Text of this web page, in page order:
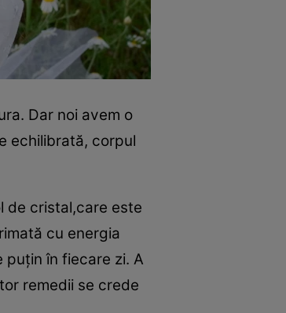
Dar noi avem o
echilibrată, corpul
de cristal,care este
cu energia
în fiecare zi. A
remedii se crede